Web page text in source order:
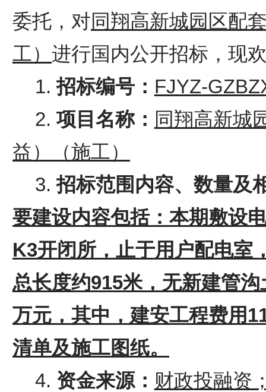
委托，对同翔高新城园区配
工） 进行国内公开招标，现
1.招标编号： FJYZ-
2. 项目名称： 同翔高新城
益）（施工）
3.招标范围内容、数量及
要建设内容包括：本期敷设
K3开闭所，止于用户配电室
总长度约915米，无新建管
万元，其中，建安工程费用
清单及施工图纸。
4. 资金来源： 财政投融资